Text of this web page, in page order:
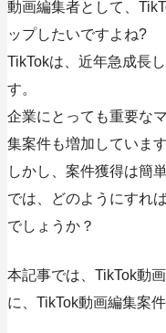
動画編集者として、
ップしたいですよね?
TikTokは、近年急成長
す。
企業にとっても重要な
集案件も増加しています
しかし、案件獲得は簡
では、どのようにすれ
でしょうか？
本記事では、TikTok動
に、TikTok動画編集案